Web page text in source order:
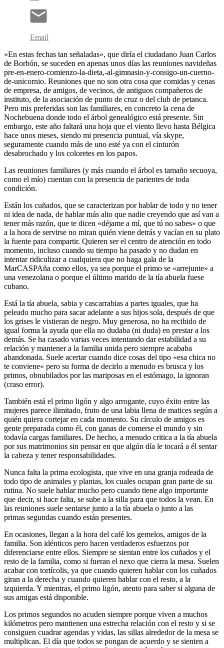
Email
«En estas fechas tan señaladas», que diría el ciudadano Juan Carlos
de Borbón, se suceden en apenas unos días las reuniones navideñas
pre-en-enero-comienzo-la-dieta,-al-gimnasio-y-consigo-un-cuerno-
de-unicornio. Reuniones que no son otra cosa que comidas y cenas
de empresa, de amigos, de vecinos, de antiguos compañeros de
instituto, de la asociación de punto de cruz o del club de petanca.
Pero mis preferidas son las familiares, en concreto la cena de
Nochebuena donde todo el árbol genealógico está presente. Sin
embargo, este año faltará una hoja que el viento llevo hasta Bélgica
hace unos meses, siendo mi presencia puntual, vía skype,
seguramente cuando más de uno esté ya con el cinturón
desabrochado y los coloretes en los papos.
Las reuniones familiares (y más cuando el árbol es tamaño secuoya,
como el mío) cuentan con la presencia de parientes de toda
condición.
Están los cuñados, que se caracterizan por hablar de todo y no tener
ni idea de nada, de hablar más alto que nadie creyendo que así van a
tener más razón, que te dicen «déjame a mí, que tú no sabes» o que
a la hora de servirse no miran quién viene detrás y vacían en su plato
la fuente para compartir. Quieren ser el centro de atención en todo
momento, incluso cuando su tiempo ha pasado y no dudan en
intentar ridiculizar a cualquiera que no haga gala de la
MarCASPAña como ellos, ya sea porque el primo se «arrejunte» a
una venezolana o porque el último marido de la tía abuela fuese
cubano.
Está la tía abuela, sabia y cascarrabias a partes iguales, que ha
peleado mucho para sacar adelante a sus hijos sola, después de que
los grises le vistieran de negro. Muy generosa, no ha recibido de
igual forma la ayuda que ella no dudaba (ni duda) en prestar a los
demás. Se ha casado varias veces intentando dar estabilidad a su
relación y mantener a la familia unida pero siempre acababa
abandonada. Suele acertar cuando dice cosas del tipo «esa chica no
te conviene» pero su forma de decirlo a menudo es brusca y los
primos, obnubilados por las mariposas en el estómago, la ignoran
(craso error).
También está el primo ligón y algo arrogante, cuyo éxito entre las
mujeres parece ilimitado, fruto de una labia llena de matices según a
quién quiera cortejar en cada momento. Su círculo de amigos es
gente preparada como él, con ganas de comerse el mundo y sin
todavía cargas familiares. De hecho, a menudo critica a la tía abuela
por sus matrimonios sin pensar en que algún día le tocará a él sentar
la cabeza y tener responsabilidades.
Nunca falta la prima ecologista, que vive en una granja rodeada de
todo tipo de animales y plantas, los cuales ocupan gran parte de su
rutina. No suele hablar mucho pero cuando tiene algo importante
que decir, si hace falta, se sube a la silla para que todos la vean. En
las reuniones suele sentarse junto a la tía abuela o junto a las
primas segundas cuando están presentes.
En ocasiones, llegan a la hora del café los gemelos, amigos de la
familia. Son idénticos pero hacen verdaderos esfuerzos por
diferenciarse entre ellos. Siempre se sientan entre los cuñados y el
resto de la familia, como si fueran el nexo que cierra la mesa. Suelen
acabar con tortícolis, ya que cuando quieren hablar con los cuñados
giran a la derecha y cuando quieren hablar con el resto, a la
izquierda. Y mientras, el primo ligón, atento para saber si alguna de
sus amigas está disponible.
Los primos segundos no acuden siempre porque viven a muchos
kilómetros pero mantienen una estrecha relación con el resto y si se
consiguen cuadrar agendas y vidas, las sillas alrededor de la mesa se
multiplican. El día que todos se pongan de acuerdo y se sienten a